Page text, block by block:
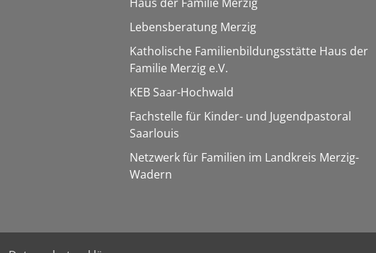
Lebensberatung Merzig
Katholische Familienbildungsstätte Haus der
Familie Merzig e.V.
KEB Saar-Hochwald
Fachstelle für Kinder- und Jugendpastoral
Saarlouis
Netzwerk für Familien im Landkreis Merzig-
Wadern